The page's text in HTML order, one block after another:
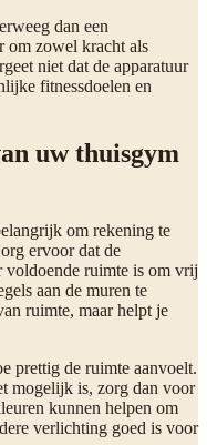
dan een
om zowel kracht als
niet dat de apparatuur
fitnessdoelen en
uw thuisgym
om rekening te
ervoor dat de
voldoende ruimte is om vrij
aan de muren te
ruimte, maar helpt je
prettig de ruimte aanvoelt.
mogelijk is, zorg dan voor
kunnen helpen om
verlichting goed is voor